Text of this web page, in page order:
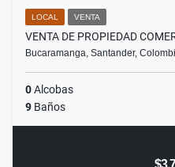
LOCAL VENTA
VENTA DE PROPIEDAD
Bucaramanga, Santander,
0Alcobas
9 Baños